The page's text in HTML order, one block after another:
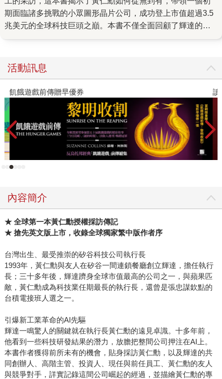
期面臨諸多挑戰的小眾圖形晶片公司，成功登上市值超過3.5
兆美元的全球科技巨頭之巔。本書不僅全面回顧了輝達的發
與倫比的執行力。 本書以黃仁勳的成長故事為開端，講述了
他在艱難環境中培養出的堅韌個性，以及在丹尼餐廳打工的
經歷，這些磨練成為他日後能夠引領輝達突破重重困難的基
礎。書中詳細描述了輝達成立初期的困境，包括首款產品
NV1的失敗以及公司屢次面臨破產的邊緣，黃仁勳甚至常將
「我們還有30天就要破產」「第二名就是頭號輸家」掛在嘴
邊。在1999年推出革命性的GPU概念，以及在2007年發表
CUDA架構，將 GPU 的應用從遊戲領域擴展到科學運算、人
工智慧等更廣泛的領域。這個過程生動呈現了黃仁勳如何在
競爭對手的細緻描寫， 這些充滿策略與智慧的商業博弈，彷
彿是一場場電玩闖關，讀來令人熱血沸騰。 本書的作者金泰
（Tae Kim），是《巴倫週刊》的資深撰稿人，擁有深厚的科
技與投資背景。他曾在華爾街參與對輝達的投資，後來轉型
專欄作家。他的專業經歷和獨特視角，使得他能夠以既生動
又具深度的方式，講述一個商業帝國的誕生過程，並深入剖
析輝達的企業文化和成功經營模式。 《輝達之道》不僅是輝
達的成長史，也是一位在不確定的商業世界中尋求突破的勇
釋。無論是對科技產業感興趣的讀者，還是正在尋求靈感的
企業家，都能從中獲得深刻啟示和閱讀樂趣。
活動訊息
飢餓遊戲前傳贈早優券 讀
內容簡介
★ 全球第一本黃仁勳授權採訪傳記
★ 搶先英文版上市，收錄全球獨家繁中版作者序
台灣出生、最受推崇的矽谷科技公司執行長
1993年，黃仁勳與友人在矽谷一間連鎖餐廳創立輝達，擔任執行
長；三十多年後，輝達躋身全球市值最高的公司之一，與蘋果匹
敵，黃仁勳成為科技業任期最長的執行長，還曾是張忠謀欽點的
台積電接班人選之一。
引爆新工業革命的AI先驅
輝達一鳴驚人的關鍵就在執行長黃仁勳的遠見卓識。十多年前，
他看到一些科技研發結果的潛力，放膽把整間公司押注在AI上。
本書作者獲得前所未有的機會，貼身採訪黃仁勳，以及輝達的共
同創辦人、高階主管、投資人、現任與前任員工、黃仁勳的友人
與競爭對手，詳實記錄這間公司崛起的經過，並描繪黃仁勳的專